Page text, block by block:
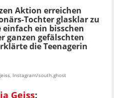
Aktion erreichen
Tochter glasklar zu
ein bisschen
ganzen gefälschten
die Teenagerin
Instagram/south.ghost
Geiss: